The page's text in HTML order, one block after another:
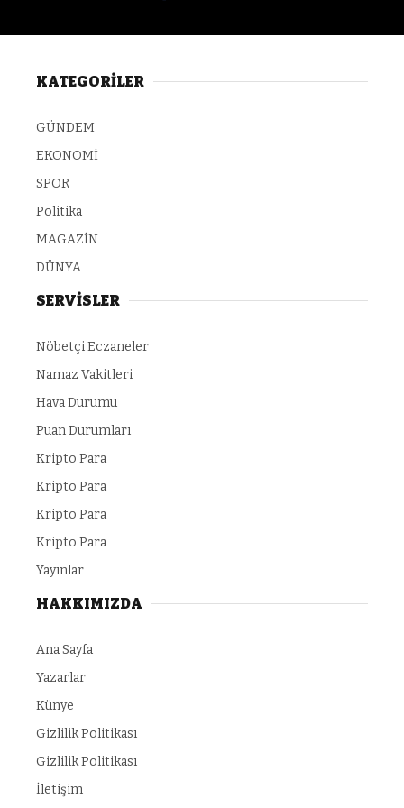
KATEGORİLER
GÜNDEM
EKONOMİ
SPOR
Politika
MAGAZİN
DÜNYA
SERVİSLER
Nöbetçi Eczaneler
Namaz Vakitleri
Hava Durumu
Puan Durumları
Kripto Para
Kripto Para
Kripto Para
Kripto Para
Yayınlar
HAKKIMIZDA
Ana Sayfa
Yazarlar
Künye
Gizlilik Politikası
Gizlilik Politikası
İletişim